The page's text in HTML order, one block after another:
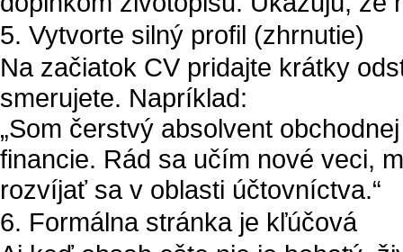
5. Vytvorte silný profil (zhrnutie)
Na začiatok CV pridajte krátky
smerujete. Napríklad:
„Som čerstvý absolvent
financie. Rád sa učím nové veci,
rozvíjať sa v oblasti účtovníctva.“
6. Formálna stránka je kľúčová